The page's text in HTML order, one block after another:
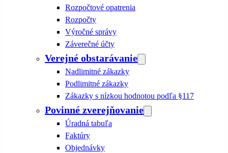
Rozpočtové opatrenia
Rozpočty
Výročné správy
Záverečné účty
Verejné obstarávanie
Nadlimitné zákazky
Podlimitné zákazky
Zákazky s nízkou hodnotou podľa §117
Povinné zverejňovanie
Úradná tabuľa
Faktúry
Objednávky